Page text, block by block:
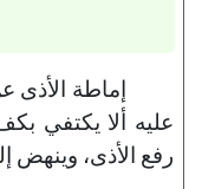
إماطة الأذى
عليه ألا يكتفي
رفع الأذى، وينهض